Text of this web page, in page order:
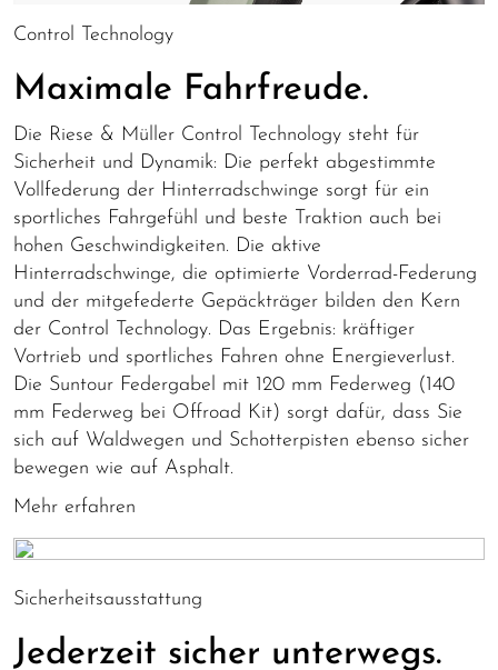
Control Technology
Maximale Fahrfreude.
Die Riese & Müller Control Technology steht für
Sicherheit und Dynamik: Die perfekt abgestimmte
Vollfederung der Hinterradschwinge sorgt für ein
sportliches Fahrgefühl und beste Traktion auch bei
hohen Geschwindigkeiten. Die aktive
Hinterradschwinge, die optimierte Vorderrad-Federung
und der mitgefederte Gepäckträger bilden den Kern
der Control Technology. Das Ergebnis: kräftiger
Vortrieb und sportliches Fahren ohne Energieverlust.
Die Suntour Federgabel mit 120 mm Federweg (140
mm Federweg bei Offroad Kit) sorgt dafür, dass Sie
sich auf Waldwegen und Schotterpisten ebenso sicher
bewegen wie auf Asphalt.
Mehr erfahren
Sicherheitsausstattung
Jederzeit sicher unterwegs.